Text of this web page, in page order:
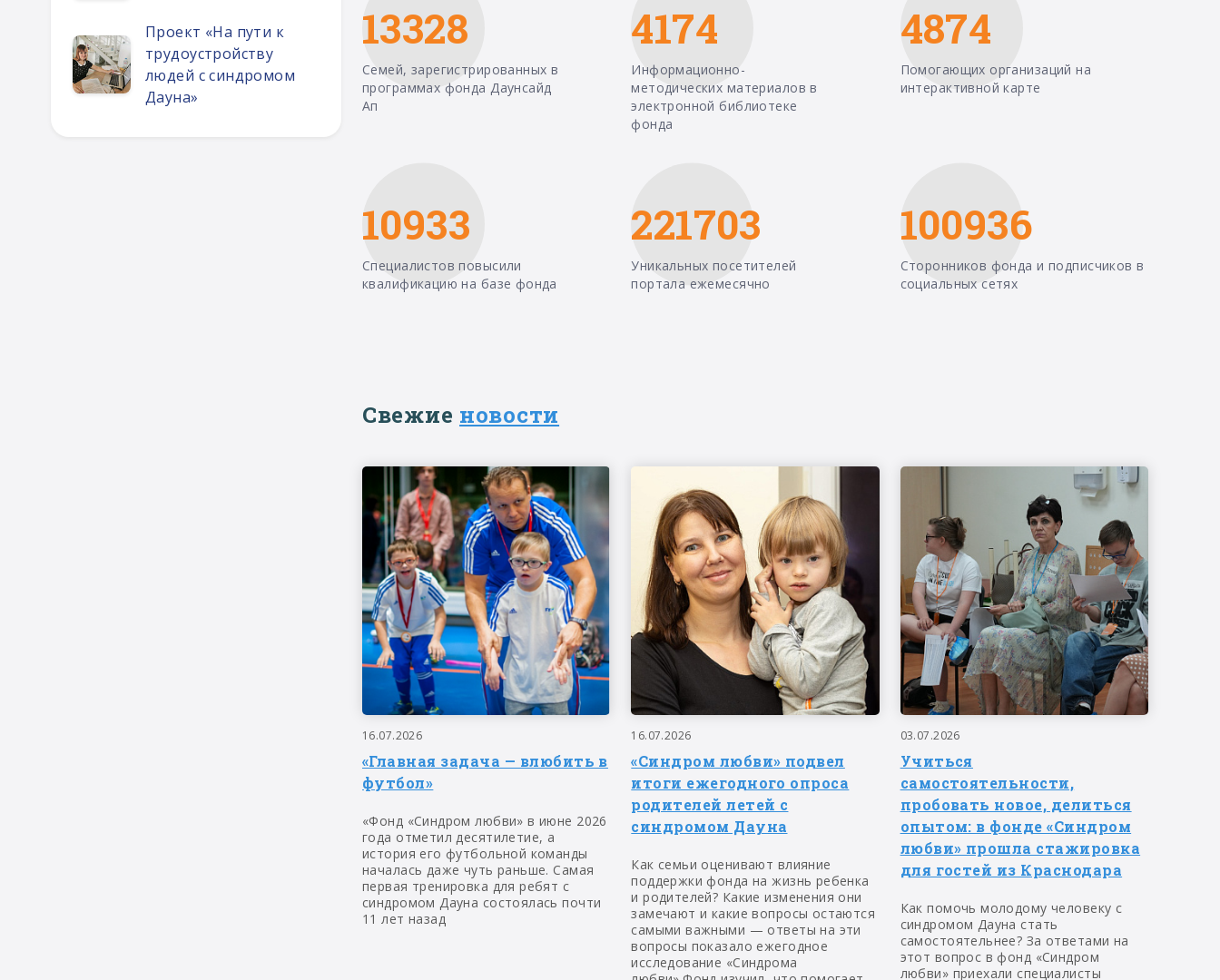
Проект «На пути к
трудоустройству
людей с синдромом
Дауна»
13328
Семей, зарегистрированных в
программах фонда Даунсайд
Ап
4174
Информационно-
методических материалов в
электронной библиотеке
фонда
4874
Помогающих организаций на
интерактивной карте
10933
Специалистов повысили
квалификацию на базе фонда
221703
Уникальных посетителей
портала ежемесячно
100936
Сторонников фонда и подписчиков в
социальных сетях
Свежие новости
16.07.2026
«Главная задача — влюбить в
футбол»
«Фонд «Синдром любви» в июне 2026
года отметил десятилетие, а
история его футбольной команды
началась даже чуть раньше. Самая
первая тренировка для ребят с
синдромом Дауна состоялась почти
11 лет назад
16.07.2026
«Синдром любви» подвел
итоги ежегодного опроса
родителей летей с
синдромом Дауна
Как семьи оценивают влияние
поддержки фонда на жизнь ребенка
и родителей? Какие изменения они
замечают и какие вопросы остаются
самыми важными — ответы на эти
вопросы показало ежегодное
исследование «Синдрома
03.07.2026
Учиться
самостоятельности,
пробовать новое, делиться
опытом: в фонде «Синдром
любви» прошла стажировка
для гостей из Краснодара
Как помочь молодому человеку с
синдромом Дауна стать
самостоятельнее? За ответами на
этот вопрос в фонд «Синдром
любви» приехали специалисты